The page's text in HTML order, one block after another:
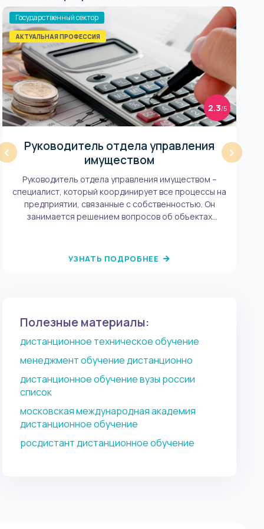
‹
Государственный сектор
АКТУАЛЬНАЯ ПРОФЕССИЯ
2.3/5
Руководитель отдела управления
имуществом
Руководитель отдела управления имуществом –
специалист, который координирует все процессы на
предприятии, связанные с собственностью. Он
занимается решением вопросов об объектах
Речь идет о земельных участках, технике,
акционерных бумагах, документации,
УЗНАТЬ ПОДРОБНЕЕ
›
Полезные материалы:
дистанционное техническое обучение
менеджмент обучение дистанционно
дистанционное обучение вузы россии
список
московская международная академия
дистанционное обучение
росдистант дистанционное обучение